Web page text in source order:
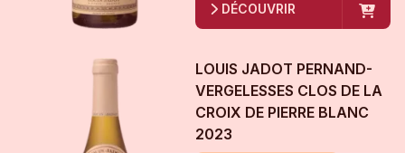
DÉCOUVRIR
LOUIS JADOT PERNAND-
VERGELESSES CLOS DE LA
CROIX DE PIERRE BLANC
2023